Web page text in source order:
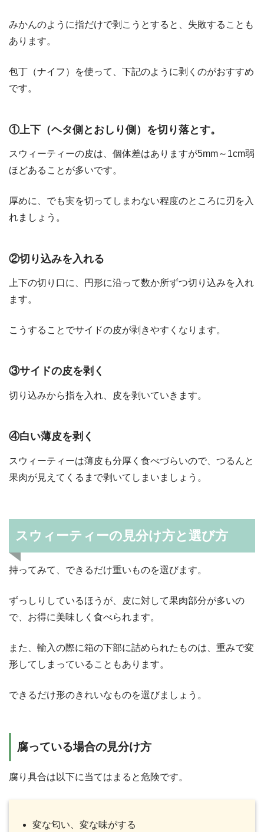
みかんのように指だけで剥こうとすると、失敗することも
あります。
包丁（ナイフ）を使って、下記のように剥くのがおすすめ
です。
①上下（ヘタ側とおしり側）を切り落とす。
スウィーティーの皮は、個体差はありますが5mm～1cm弱
ほどあることが多いです。
厚めに、でも実を切ってしまわない程度のところに刃を入
れましょう。
②切り込みを入れる
上下の切り口に、円形に沿って数か所ずつ切り込みを入れ
ます。
こうすることでサイドの皮が剥きやすくなります。
③サイドの皮を剥く
切り込みから指を入れ、皮を剥いていきます。
④白い薄皮を剥く
スウィーティーは薄皮も分厚く食べづらいので、つるんと
果肉が見えてくるまで剥いてしまいましょう。
スウィーティーの見分け方と選び方
持ってみて、できるだけ重いものを選びます。
ずっしりしているほうが、皮に対して果肉部分が多いの
で、お得に美味しく食べられます。
また、輸入の際に箱の下部に詰められたものは、重みで変
形してしまっていることもあります。
できるだけ形のきれいなものを選びましょう。
腐っている場合の見分け方
腐り具合は以下に当てはまると危険です。
変な匂い、変な味がする